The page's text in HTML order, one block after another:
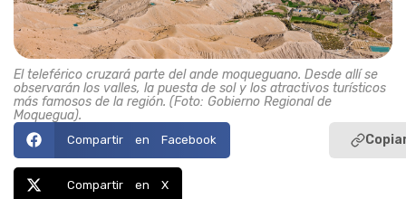
El teleférico cruzará parte del ande moqueguano. Desde allí se
observarán los valles, la puesta de sol y los atractivos turísticos
más famosos de la región. (Foto: Gobierno Regional de
Moquegua).
Compartir en Facebook
Compartir en X